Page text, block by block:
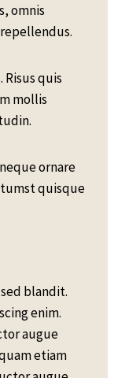
omnis
quis
mollis
ornare
quisque
blandit.
enim.
augue
etiam